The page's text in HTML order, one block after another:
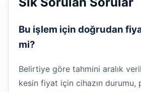
Bu işlem için doğrudan
mi?
Belirtiye göre tahmini aralık
kesin fiyat için cihazın durumu,